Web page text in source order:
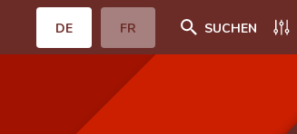
DE FR SUCHEN